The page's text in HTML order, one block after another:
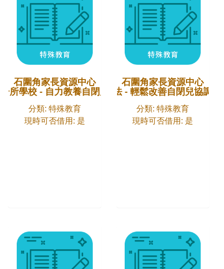
石圍角家長資源中心
所學校 - 自力教養自閉兒實用指南
分類: 特殊教育
現時可否借用: 是
石圍角家長資源中心
自閉兒瑜伽療法 - 輕鬆改善自閉兒協調
分類: 特殊教育
現時可否借用: 是